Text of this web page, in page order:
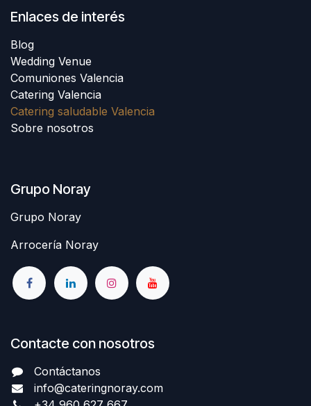
Enlaces de interés
Blog
Wedding Venue
Comuniones Valencia
Catering Valencia
Catering saludable Valencia
Sobre nosotros
Grupo Noray
Grupo Noray
Arrocería Noray
Contacte con nosotros
Contáctanos
info@cateringnoray.com